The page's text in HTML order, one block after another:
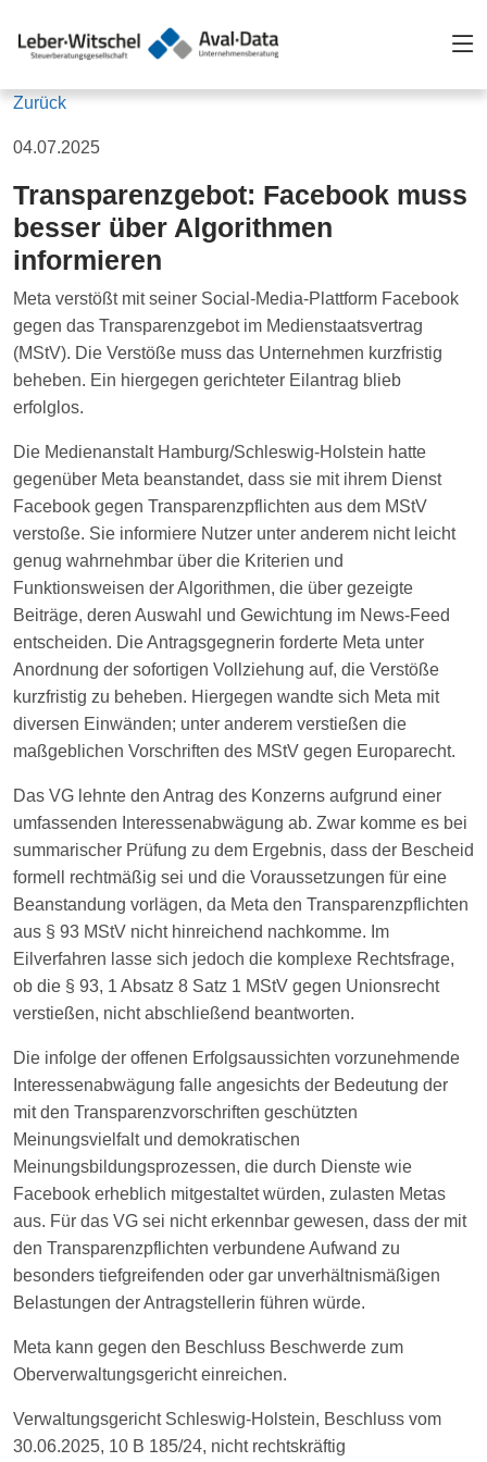
Zurück
04.07.2025
Transparenzgebot: Facebook muss
besser über Algorithmen
informieren
Meta verstößt mit seiner Social-Media-Plattform Facebook
gegen das Transparenzgebot im Medienstaatsvertrag
(MStV). Die Verstöße muss das Unternehmen kurzfristig
beheben. Ein hiergegen gerichteter Eilantrag blieb
erfolglos.
Die Medienanstalt Hamburg/Schleswig-Holstein hatte
gegenüber Meta beanstandet, dass sie mit ihrem Dienst
Facebook gegen Transparenzpflichten aus dem MStV
verstoße. Sie informiere Nutzer unter anderem nicht leicht
genug wahrnehmbar über die Kriterien und
Funktionsweisen der Algorithmen, die über gezeigte
Beiträge, deren Auswahl und Gewichtung im News-Feed
entscheiden. Die Antragsgegnerin forderte Meta unter
Anordnung der sofortigen Vollziehung auf, die Verstöße
kurzfristig zu beheben. Hiergegen wandte sich Meta mit
diversen Einwänden; unter anderem verstießen die
maßgeblichen Vorschriften des MStV gegen Europarecht.
Das VG lehnte den Antrag des Konzerns aufgrund einer
umfassenden Interessenabwägung ab. Zwar komme es bei
summarischer Prüfung zu dem Ergebnis, dass der Bescheid
formell rechtmäßig sei und die Voraussetzungen für eine
Beanstandung vorlägen, da Meta den Transparenzpflichten
aus § 93 MStV nicht hinreichend nachkomme. Im
Eilverfahren lasse sich jedoch die komplexe Rechtsfrage,
ob die § 93, 1 Absatz 8 Satz 1 MStV gegen Unionsrecht
verstießen, nicht abschließend beantworten.
Die infolge der offenen Erfolgsaussichten vorzunehmende
Interessenabwägung falle angesichts der Bedeutung der
mit den Transparenzvorschriften geschützten
Meinungsvielfalt und demokratischen
Meinungsbildungsprozessen, die durch Dienste wie
Facebook erheblich mitgestaltet würden, zulasten Metas
aus. Für das VG sei nicht erkennbar gewesen, dass der mit
den Transparenzpflichten verbundene Aufwand zu
besonders tiefgreifenden oder gar unverhältnismäßigen
Belastungen der Antragstellerin führen würde.
Meta kann gegen den Beschluss Beschwerde zum
Oberverwaltungsgericht einreichen.
Verwaltungsgericht Schleswig-Holstein, Beschluss vom
30.06.2025, 10 B 185/24, nicht rechtskräftig